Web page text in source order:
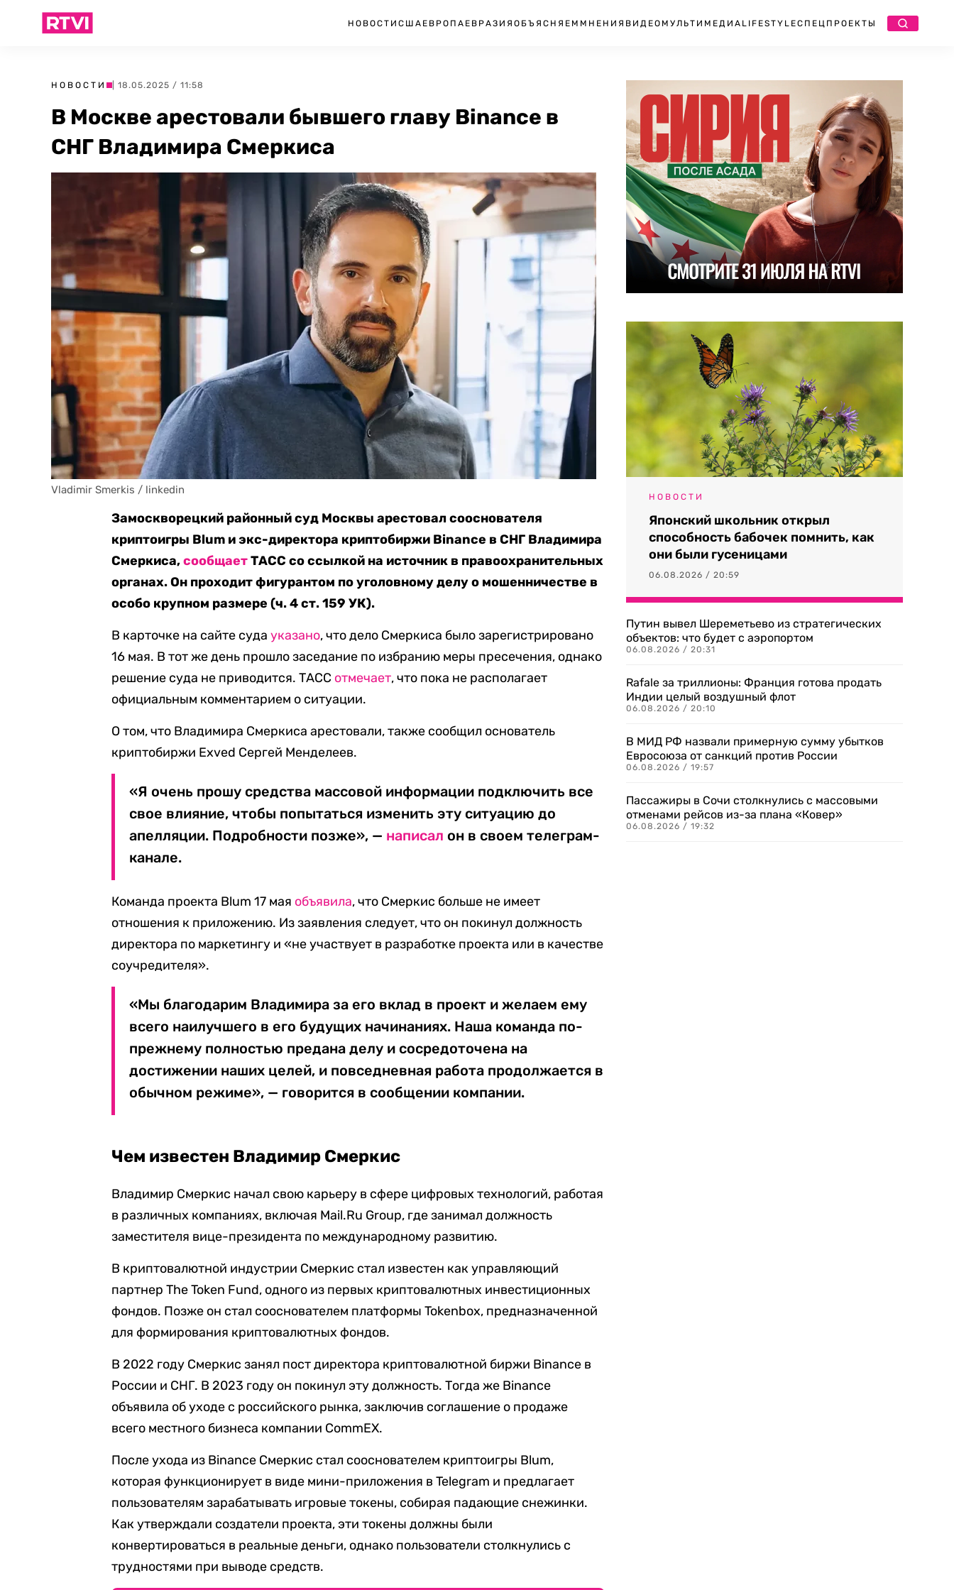
НОВОСТИ США ЕВРОПА ЕВРАЗИЯ ОБЪЯСНЯЕМ МНЕНИЯ ВИДЕО МУЛЬТИМЕДИА LIFESTYLEСПЕЦПРОЕКТЫ
НОВОСТИ | 18.05.2025 / 11:58
В Москве арестовали бывшего главу Binance в
СНГ Владимира Смеркиса
Vladimir Smerkis / linkedin
Замоскворецкий районный суд Москвы арестовал сооснователя
криптоигры Blum и экс-директора криптобиржи Binance в СНГ Владимира
Смеркиса,сообщаетТАСС со ссылкой на источник в правоохранительных
органах. Он проходит фигурантом по уголовному делу о мошенничестве в
особо крупном размере (ч. 4 ст. 159 УК).
В карточке на сайте судауказано, что дело Смеркиса было зарегистрировано
16 мая. В тот же день прошло заседание по избранию меры пресечения, однако
решение суда не приводится. ТАСС отмечает, что пока не располагает
официальным комментарием о ситуации.
О том, что Владимира Смеркиса арестовали, также сообщил основатель
криптобиржи Exved Сергей Менделеев.
«Я очень прошу средства массовой информации подключить все
свое влияние, чтобы попытаться изменить эту ситуацию до
апелляции. Подробности позже», — написал он в своем телеграм-
канале.
Команда проекта Blum 17 мая объявила, что Смеркис больше не имеет
отношения к приложению. Из заявления следует, что он покинул должность
директора по маркетингу и «не участвует в разработке проекта или в качестве
соучредителя».
«Мы благодарим Владимира за его вклад в проект и желаем ему
всего наилучшего в его будущих начинаниях. Наша команда по-
прежнему полностью предана делу и сосредоточена на
достижении наших целей, и повседневная работа продолжается в
обычном режиме», — говорится в сообщении компании.
Чем известен Владимир Смеркис
Владимир Смеркис начал свою карьеру в сфере цифровых технологий, работая
в различных компаниях, включая Mail.Ru Group, где занимал должность
заместителя вице-президента по международному развитию.
В криптовалютной индустрии Смеркис стал известен как управляющий
партнер The Token Fund, одного из первых криптовалютных инвестиционных
фондов. Позже он стал сооснователем платформы Tokenbox, предназначенной
для формирования криптовалютных фондов.
В 2022 году Смеркис занял пост директора криптовалютной биржи Binance в
России и СНГ. В 2023 году он покинул эту должность. Тогда же Binance
объявила об уходе с российского рынка, заключив соглашение о продаже
всего местного бизнеса компании CommEX.
После ухода из Binance Смеркис стал сооснователем криптоигры Blum,
которая функционирует в виде мини-приложения в Telegram и предлагает
пользователям зарабатывать игровые токены, собирая падающие снежинки.
Как утверждали создатели проекта, эти токены должны были
конвертироваться в реальные деньги, однако пользователи столкнулись с
трудностями при выводе средств.
НОВОСТИ
Японский школьник открыл
способность бабочек помнить, как
они были гусеницами
06.08.2026 / 20:59
Путин вывел Шереметьево из стратегических
объектов: что будет с аэропортом
06.08.2026 / 20:31
Rafale за триллионы: Франция готова продать
Индии целый воздушный флот
06.08.2026 / 20:10
В МИД РФ назвали примерную сумму убытков
Евросоюза от санкций против России
06.08.2026 / 19:57
Пассажиры в Сочи столкнулись с массовыми
отменами рейсов из-за плана «Ковер»
06.08.2026 / 19:32